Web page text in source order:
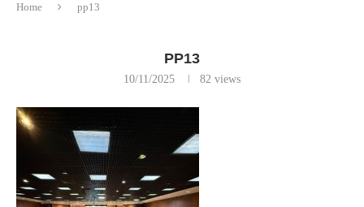
Home pp13
PP13
10/11/2025 82 views